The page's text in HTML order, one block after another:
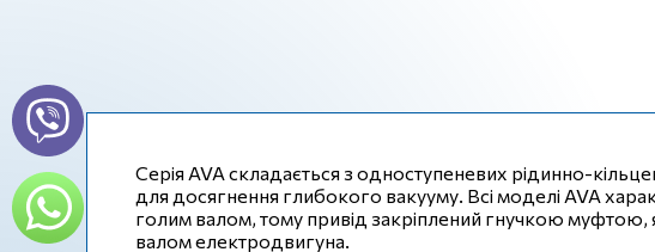
Серія AVA складається з одноступеневих рідинно-
для досягнення глибокого вакууму. Всі моделі AVA
голим валом, тому привід закріплений гнучкою муфтою,
валом електродвигуна.